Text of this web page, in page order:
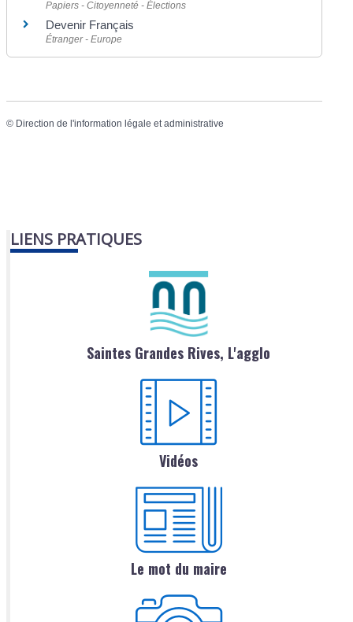
Papiers - Citoyenneté - Élections
Devenir Français
Étranger - Europe
© Direction de l'information légale et administrative
LIENS PRATIQUES
Saintes Grandes Rives, L'agglo
Vidéos
Le mot du maire